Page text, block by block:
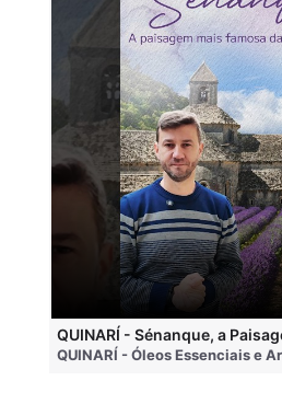
QUINARÍ - Óleos Essenciais e